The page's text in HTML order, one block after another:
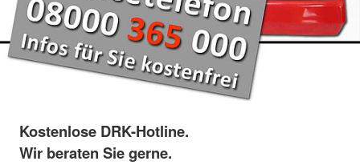
Kostenlose DRK-Hotline.
Wir beraten Sie gerne.